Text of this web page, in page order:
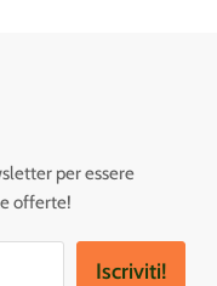
per essere
offerte!
Iscriviti!